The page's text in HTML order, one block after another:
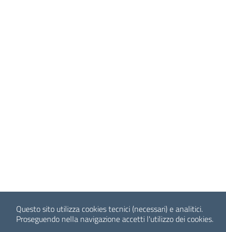
Questo sito utilizza cookies tecnici (necessari) e analitici.
Proseguendo nella navigazione accetti l'utilizzo dei cookies.